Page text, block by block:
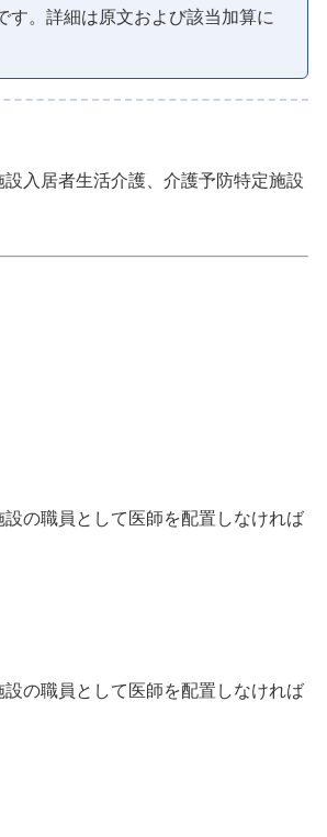
す。詳細は原文および該当加算に
入居者生活介護、介護予防特定施設
の職員として医師を配置しなければ
の職員として医師を配置しなければ